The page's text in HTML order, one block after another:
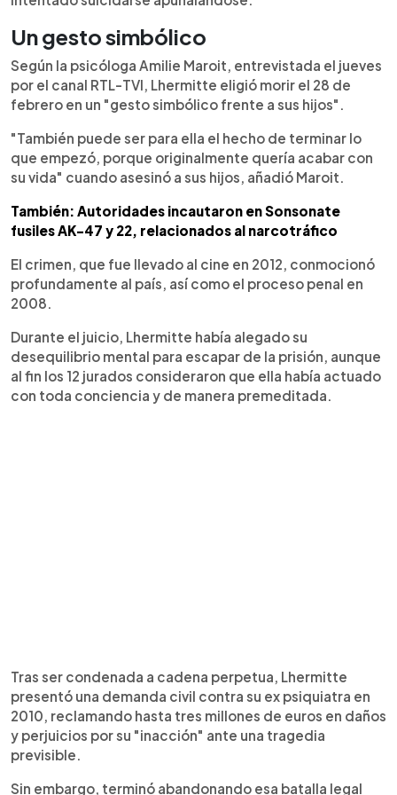
Un gesto simbólico
Según la psicóloga Amilie Maroit, entrevistada el jueves
por el canal RTL-TVI, Lhermitte eligió morir el 28 de
febrero en un "gesto simbólico frente a sus hijos".
"También puede ser para ella el hecho de terminar lo
que empezó, porque originalmente quería acabar con
su vida" cuando asesinó a sus hijos, añadió Maroit.
También: Autoridades incautaron en Sonsonate
fusiles AK-47 y 22, relacionados al narcotráfico
El crimen, que fue llevado al cine en 2012, conmocionó
profundamente al país, así como el proceso penal en
2008.
Durante el juicio, Lhermitte había alegado su
desequilibrio mental para escapar de la prisión, aunque
al fin los 12 jurados consideraron que ella había actuado
con toda conciencia y de manera premeditada.
Tras ser condenada a cadena perpetua, Lhermitte
presentó una demanda civil contra su ex psiquiatra en
2010, reclamando hasta tres millones de euros en daños
y perjuicios por su "inacción" ante una tragedia
previsible.
Sin embargo, terminó abandonando esa batalla legal